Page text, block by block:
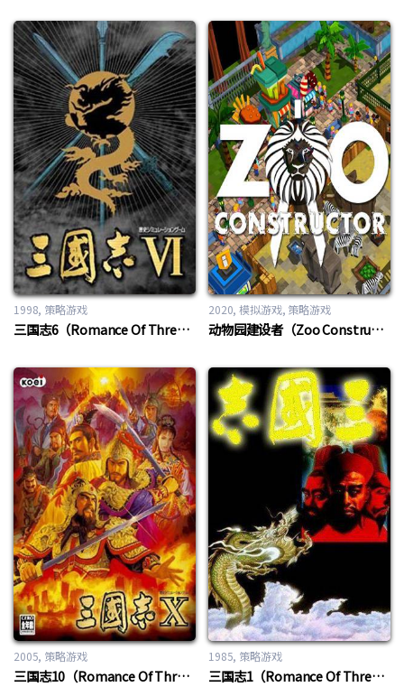
1998 策略游戏
三国志6（Romance Of Three Kingdom 6）
2020 模拟游戏, 策略游戏
动物园建设者（Zoo Constructor）
2005 策略游戏
三国志10（Romance Of Three Kingdom 10）
1985 策略游戏
三国志1（Romance Of Three Kingdom 1）